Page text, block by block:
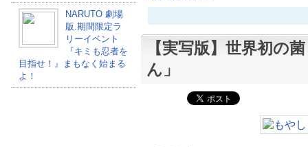
NARUTO 劇場
版.期間限定ラ
リーイベント
『キミも忍者を
目指せ！』まもなく始まる
よ！
【実写版】世界初の
ん」